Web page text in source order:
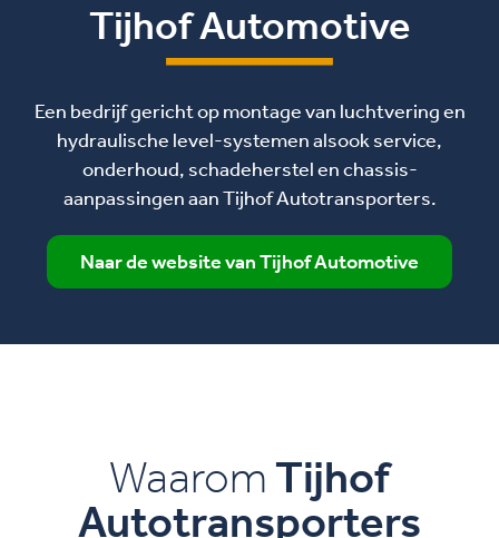
Tijhof Automotive
Een bedrijf gericht op montage van luchtvering en
hydraulische level-systemen alsook service,
onderhoud, schadeherstel en chassis-
aanpassingen aan Tijhof Autotransporters.
Naar de website van Tijhof Automotive
Waarom Tijhof
Autotransporters